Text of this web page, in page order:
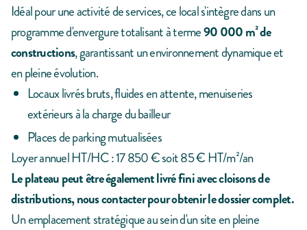
Idéal pour une activité de services, ce local s'intègre dans un
programme d'envergure totalisant à terme90 000 m² de
constructions, garantissant un environnement dynamique et
en pleine évolution.
Locaux livrés bruts, fluides en attente, menuiseries
extérieurs à la charge du bailleur
Places de parking mutualisées
Loyer annuel HT/HC : 17 850 € soit 85 € HT/m²/an
Le plateau peut être également livré fini avec cloisons de
distributions, nous contacter pour obtenir le dossier complet.
Un emplacement stratégique au sein d'un site en pleine